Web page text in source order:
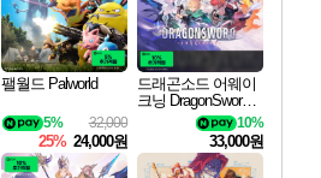
팰월드 Palworld
32,000
5%
25% 24,000원
드래곤소드 어웨이
크닝 DragonSword A
10%
33,000원